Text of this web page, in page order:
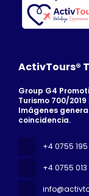
ActivTours®
Group G4
Turismo 700/2019
Imágenes
coincidencia.
+4 0755
+4 0755